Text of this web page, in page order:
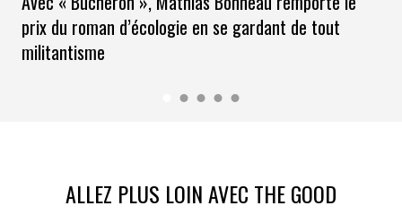
prix du roman d’écologie en se gardant de tout
militantisme
ALLEZ PLUS LOIN AVEC THE GOOD